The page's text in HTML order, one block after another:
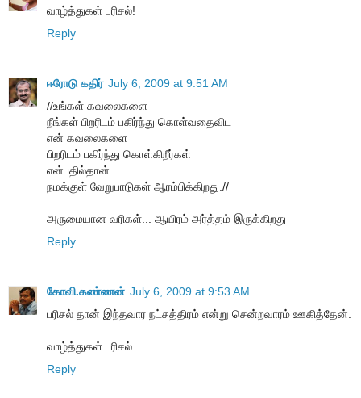
வாழ்த்துகள் பரிசல்!
Reply
ஈரோடு கதிர் July 6, 2009 at 9:51 AM
//உங்கள் கவலைகளை
நீங்கள் பிறரிடம் பகிர்ந்து கொள்வதைவிட
என் கவலைகளை
பிறரிடம் பகிர்ந்து கொள்கிறீர்கள்
என்பதில்தான்
நமக்குள் வேறுபாடுகள் ஆரம்பிக்கிறது.//
அருமையான வரிகள்... ஆயிரம் அர்த்தம் இருக்கிறது
Reply
கோவி.கண்ணன் July 6, 2009 at 9:53 AM
பரிசல் தான் இந்தவார நட்சத்திரம் என்று சென்றவாரம் ஊகித்தேன்.
வாழ்த்துகள் பரிசல்.
Reply